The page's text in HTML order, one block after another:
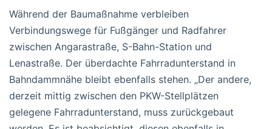
Während der Baumaßnahme verbleiben
Verbindungswege für Fußgänger und Radfahrer
zwischen Angarastraße, S-Bahn-Station und
Lenastraße. Der überdachte Fahrradunterstand in
Bahndammnähe bleibt ebenfalls stehen. „Der andere,
derzeit mittig zwischen den PKW-Stellplätzen
gelegene Fahrradunterstand, muss zurückgebaut